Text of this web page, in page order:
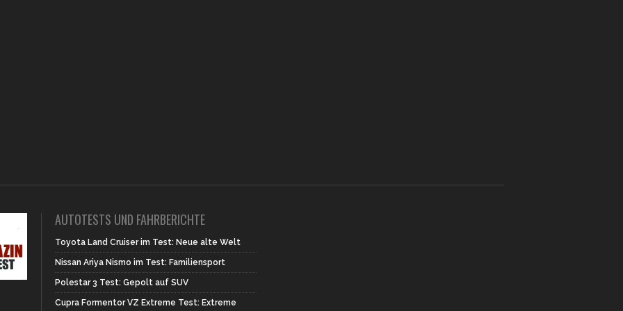
AUTOTESTS UND FAHRBERICHTE
Toyota Land Cruiser im Test: Neue alte Welt
Nissan Ariya Nismo im Test: Familiensport
Polestar 3 Test: Gepolt auf SUV
Cupra Formentor VZ Extreme Test: Extreme